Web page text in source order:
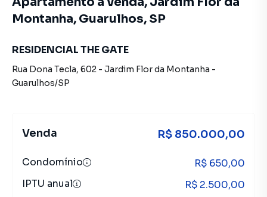
Montanha, Guarulhos, SP
RESIDENCIAL THE GATE
Rua Dona Tecla, 602 - Jardim Flor da Montanha -
Guarulhos/SP
Venda R$ 850.000,00
Condomínio
R$ 650,00
IPTU anual
R$ 2.500,00